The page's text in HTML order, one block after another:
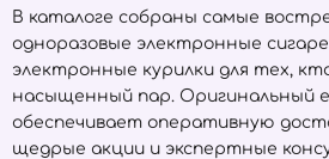
В каталоге собраны самые
одноразовые электронные
электронные курилки для тех,
насыщенный пар. Оригинальный
обеспечивает оперативную
щедрые акции и экспертные